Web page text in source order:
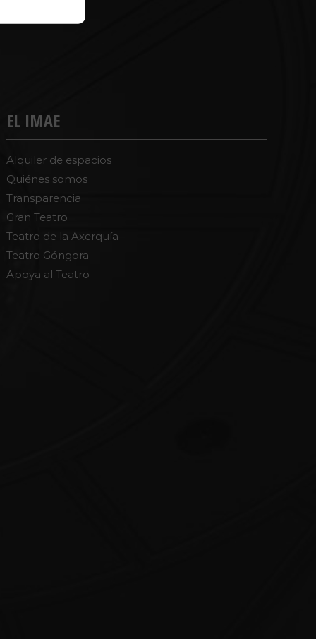
EL IMAE
Alquiler de espacios
Quiénes somos
Transparencia
Gran Teatro
Teatro de la Axerquía
Teatro Góngora
Apoya al Teatro